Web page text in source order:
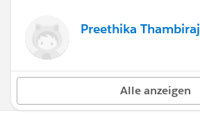
Preethika Thambiraj
Alle anzeigen